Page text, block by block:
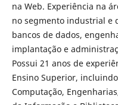
na Web. Experiência na
no segmento industrial e
bancos de dados,
implantação e
Possui 21 anos de
Ensino Superior,
Computação,